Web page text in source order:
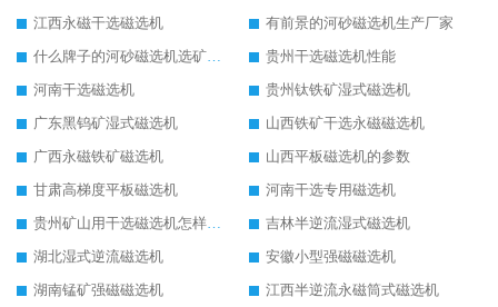
江西永磁干选磁选机
有前景的河砂磁选机生产厂家
什么牌子的河砂磁选机选矿效果好
贵州干选磁选机性能
河南干选磁选机
贵州钛铁矿湿式磁选机
广东黑钨矿湿式磁选机
山西铁矿干选永磁磁选机
广西永磁铁矿磁选机
山西平板磁选机的参数
甘肃高梯度平板磁选机
河南干选专用磁选机
贵州矿山用干选磁选机怎样调磁
吉林半逆流湿式磁选机
湖北湿式逆流磁选机
安徽小型强磁磁选机
湖南锰矿强磁磁选机
江西半逆流永磁筒式磁选机